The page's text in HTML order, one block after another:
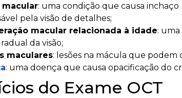
macular: uma condição que causa
pela visão de detalhes;
macular relacionada à idade:
da visão;
maculares: lesões na mácula que podem
: uma doença que causa opacificação do
do Exame OCT